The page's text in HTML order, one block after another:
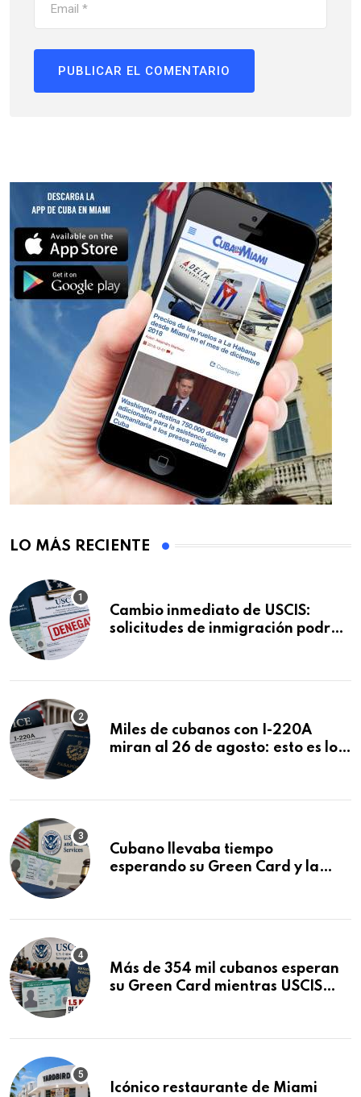
LO MÁS RECIENTE
Cambio inmediato de USCIS:
solicitudes de inmigración podrán
Miles de cubanos con I-220A
miran al 26 de agosto: esto es lo
Cubano llevaba tiempo
esperando su Green Card y la
Más de 354 mil cubanos esperan
su Green Card mientras USCIS
Icónico restaurante de Miami